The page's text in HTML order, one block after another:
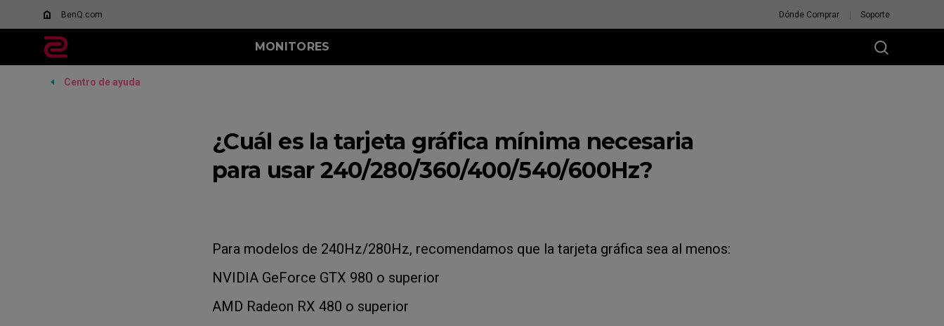
BenQ.com Dónde Comprar Soporte
MONITORES
400Hz
280Hz
240Hz
Centro de ayuda
¿Cuál es la tarjeta gráfica mínima necesaria
para usar 240/280/360/400/540/600Hz?
Para modelos de 240Hz/280Hz, recomendamos que la tarjeta gráfica sea al menos:
NVIDIA GeForce GTX 980 o superior
AMD Radeon RX 480 o superior